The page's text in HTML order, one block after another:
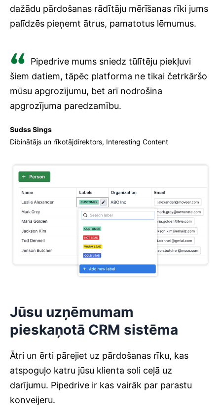
dažādu pārdošanas rādītāju mērīšanas rīki jums
palīdzēs pieņemt ātrus, pamatotus lēmumus.
Pipedrive mums sniedz tūlītēju piekļuvi
šiem datiem, tāpēc platforma ne tikai četrkāršo
mūsu apgrozījumu, bet arī nodrošina
apgrozījuma paredzamību.
Sudss Sings
Dibinātājs un rīkotājdirektors, Interesting Content
Jūsu uzņēmumam
pieskaņotā CRM sistēma
Ātri un ērti pārejiet uz pārdošanas rīku, kas
atspoguļo katru jūsu klienta soli ceļā uz
darījumu. Pipedrive ir kas vairāk par parastu
konveijeru.